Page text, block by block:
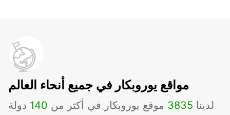
مواقع يوروبكار في جميع أنحاء العالم
لدينا 3835 موقع يوروبكار في أكثر من 140 دولة